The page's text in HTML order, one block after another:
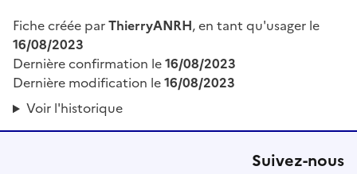
Fiche créée parThierryANRH, en tant qu'usager le
16/08/2023
Dernière confirmation le16/08/2023
Dernière modification le16/08/2023
Voir l'historique
Suivez-nous